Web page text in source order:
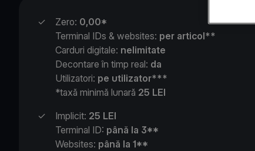
✓ Zero: 0,00*
Terminal IDs & websites: per articol**
Carduri digitale: nelimitate
Decontare în timp real: da
Utilizatori: pe utilizator***
*taxă minimă lunară 25 LEI
✓
Implicit: 25 LEI
Terminal ID: până la 3**
Websites: până la 1**